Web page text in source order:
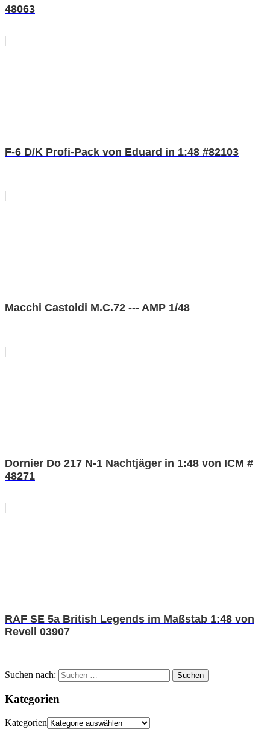
48063
F-6 D/K Profi-Pack von Eduard in 1:48 #82103
Macchi Castoldi M.C.72 --- AMP 1/48
Dornier Do 217 N-1 Nachtjäger in 1:48 von ICM #
48271
RAF SE 5a British Legends im Maßstab 1:48 von
Revell 03907
Suchen nach: Suchen
Kategorien
Kategorien